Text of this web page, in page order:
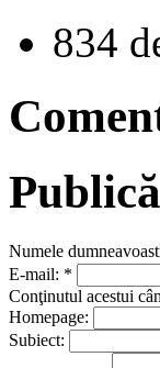
834
Numele
E-mail: *
Conţinutul acestui
Homepage:
Subiect: